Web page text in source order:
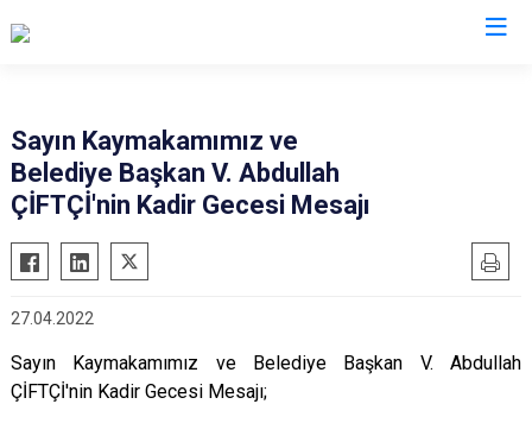
Bismil
Çermik
Çınar
Eğil
Ergani
Kocaköy
Kayapınar
Sayın Kaymakamımız ve
Belediye Başkan V. Abdullah
ÇİFTÇİ'nin Kadir Gecesi Mesajı
27.04.2022
Sayın Kaymakamımız ve Belediye Başkan V. Abdullah
ÇİFTÇİ'nin Kadir Gecesi Mesajı;